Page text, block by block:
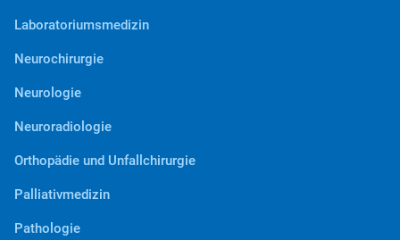
Laboratoriumsmedizin
Neurochirurgie
Neurologie
Neuroradiologie
Orthopädie und Unfallchirurgie
Palliativmedizin
Pathologie